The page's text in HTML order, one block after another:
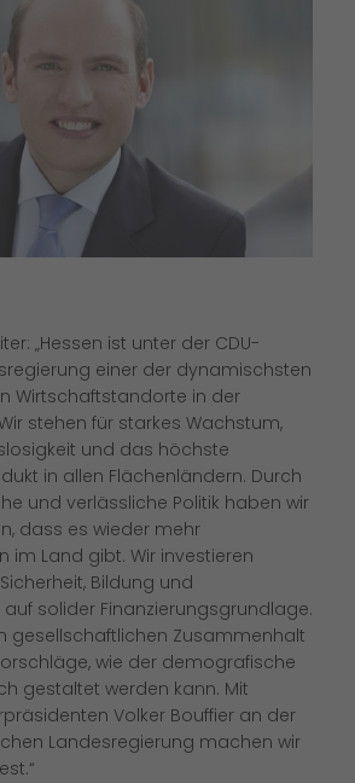
„Hessen ist unter der CDU-
einer der dynamischsten
Wirtschaftstandorte in der
stehen für starkes Wachstum,
und das höchste
in allen Flächenländern. Durch
und verlässliche Politik haben wir
dass es wieder mehr
im Land gibt. Wir investieren
Bildung und
solider Finanzierungsgrundlage.
gesellschaftlichen Zusammenhalt
wie der demografische
gestaltet werden kann. Mit
Volker Bouffier an der
Landesregierung machen wir